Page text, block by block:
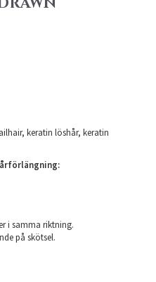
keratin löshår, keratin
i samma riktning.
på skötsel.